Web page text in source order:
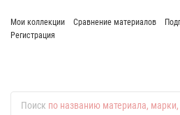
Мои коллекции Сравнение материалов
Регистрация
Поиск по названию материала,